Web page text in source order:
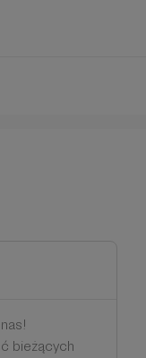
bieżących